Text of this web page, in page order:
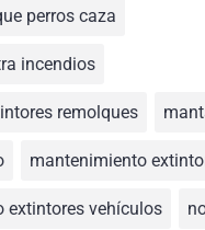
perros caza
incendios
remolques
mantenimiento
extintores vehículos